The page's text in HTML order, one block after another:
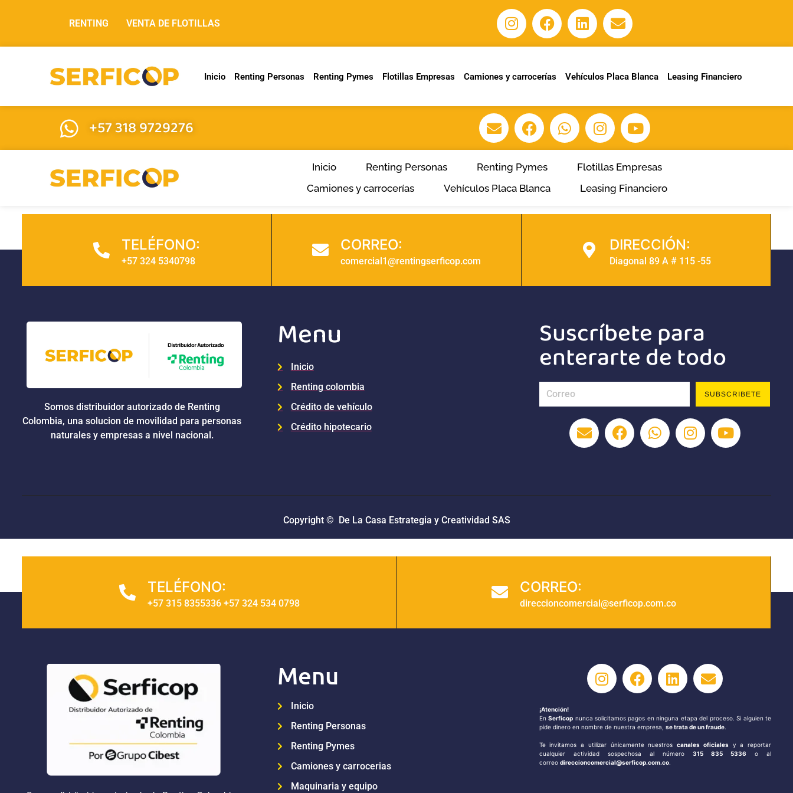
RENTING VENTA DE FLOTILLAS
Inicio Renting Personas Renting Pymes Flotillas Empresas Camiones y carrocerías Vehículos Placa Blanca Leasing Financiero
+57 318 9729276
Inicio Renting Personas Renting Pymes
Flotillas Empresas
Camiones y carrocerías
Vehículos Placa Blanca Leasing Financiero
TELÉFONO:
+57 324 5340798
CORREO:
comercial1@rentingserficop.com
DIRECCIÓN:
Diagonal 89 A # 115 -55
Somos distribuidor autorizado de Renting
Colombia, una solucion de movilidad para personas
naturales y empresas a nivel nacional.
Menu
Inicio
Renting colombia
Crédito de vehículo
Crédito hipotecario
Suscríbete para
enterarte de todo
SUBSCRIBETE
Copyright © De La Casa Estrategia y Creatividad SAS
TELÉFONO:
+57 315 8355336 +57 324 534 0798
CORREO:
direccioncomercial@serficop.com.co
Menu
Inicio
Renting Personas
Renting Pymes
Camiones y carrocerias
Maquinaria y equipo
¡Atención!
EnSerficop nunca solicitamos pagos en ninguna etapa del proceso. Si alguien te
pide dinero en nombre de nuestra empresa, se trata de un fraude.
Te invitamos a utilizar únicamente nuestroscanales oficialesy a reportar
cualquier actividad sospechosa al número 315 835 5336 o al
correo direccioncomercial@serficop.com.co.